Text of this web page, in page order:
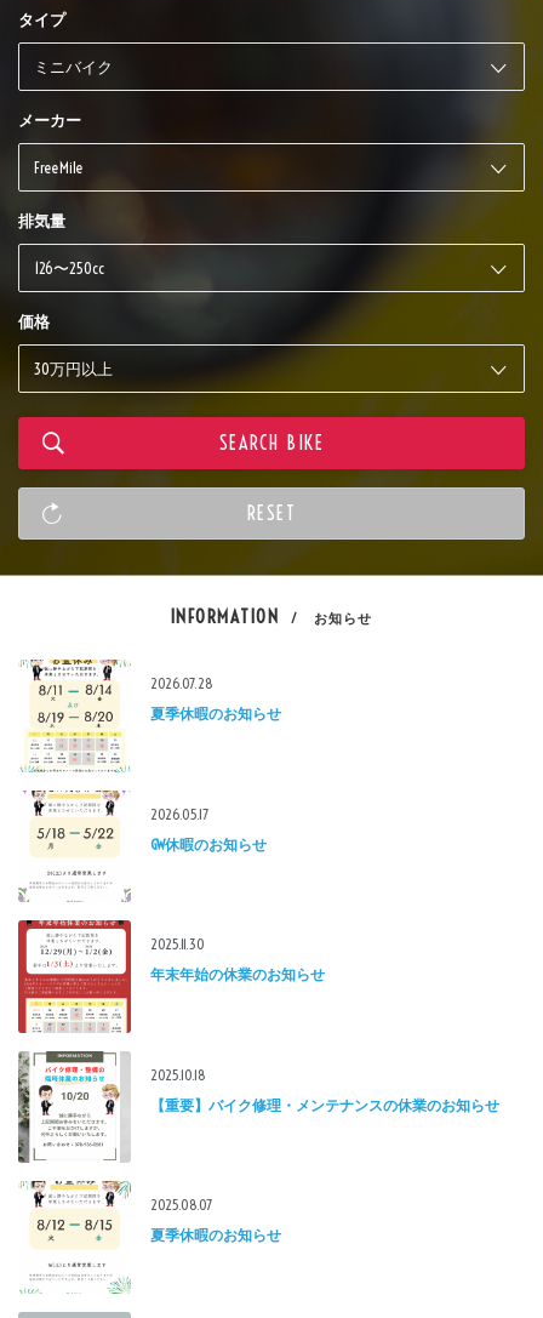
タイプ
メーカー
排気量
価格
INFORMATION / お知らせ
2026.07.28
夏季休暇のお知らせ
2026.05.17
GW休暇のお知らせ
2025.11.30
年末年始の休業のお知らせ
2025.10.18
【重要】バイク修理・メンテナンスの休業のお知らせ
2025.08.07
夏季休暇のお知らせ